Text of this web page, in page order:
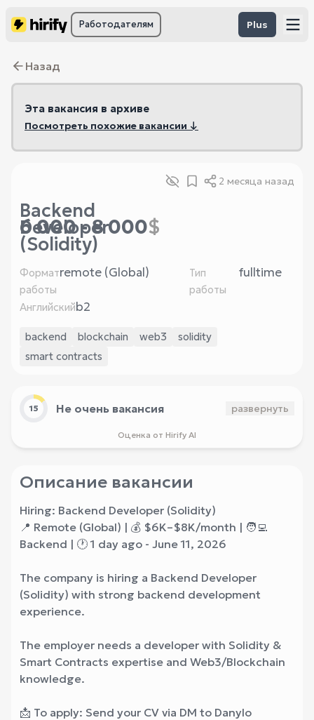
Работодателям Plus
Назад
Эта вакансия в архиве
Посмотреть похожие вакансии ↓
2 месяца назад
Backend
Developer
(Solidity)
6 000 - 8 000$
Формат
работы
remote (Global)
Тип
работы
fulltime
Английскийb2
backend blockchain web3
solidity
smart contracts
15 Не очень вакансия развернуть
Оценка от Hirify AI
Описание вакансии
Hiring: Backend Developer (Solidity)
📍 Remote (Global) | 💰 $6K–$8K/month | 🧑‍💻
Backend | 🕐 1 day ago - June 11, 2026
The company is hiring a Backend Developer
(Solidity) with strong backend development
experience.
The employer needs a developer with Solidity &
Smart Contracts expertise and Web3/Blockchain
knowledge.
📩 To apply: Send your CV via DM to Danylo